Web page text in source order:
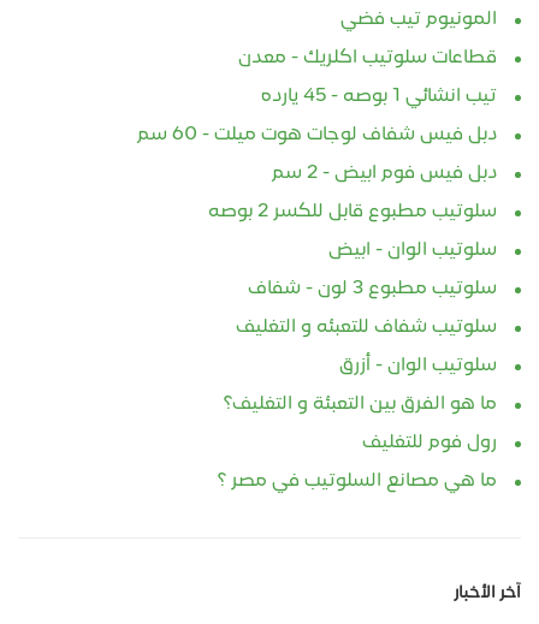
المونيوم تيب فضي
قطاعات سلوتيب اكلريك - معدن
تيب انشائي 1 بوصه - 45 يارده
دبل فيس شفاف لوجات هوت ميلت - 60 سم
دبل فيس فوم ابيض - 2 سم
سلوتيب مطبوع قابل للكسر 2 بوصه
سلوتيب الوان - ابيض
سلوتيب مطبوع 3 لون - شفاف
سلوتيب شفاف للتعبئه و التغليف
سلوتيب الوان - أزرق
ما هو الفرق بين التعبئة و التغليف؟
رول فوم للتغليف
ما هي مصانع السلوتيب في مصر ؟
آخر الأخبار